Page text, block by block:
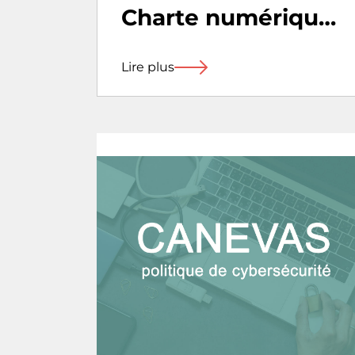
Charte numérique
Lire plus